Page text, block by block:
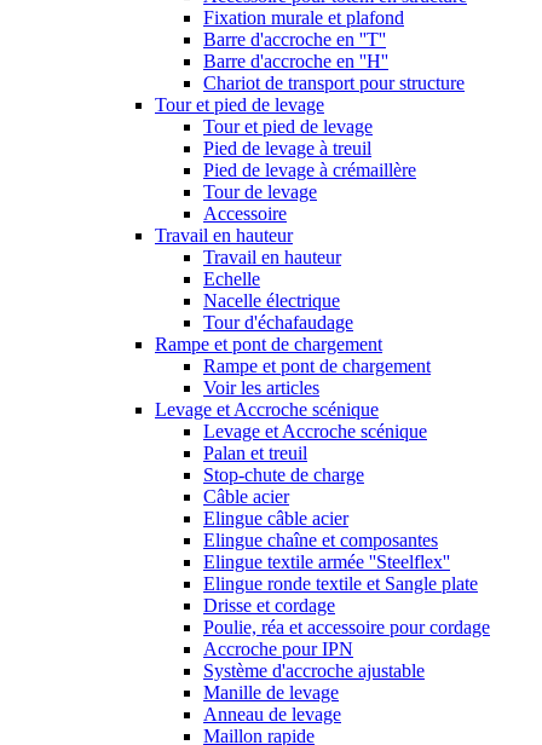
Fixation murale et plafond
Barre d'accroche en ''T''
Barre d'accroche en ''H''
Chariot de transport pour structure
Tour et pied de levage
Tour et pied de levage
Pied de levage à treuil
Pied de levage à crémaillère
Tour de levage
Accessoire
Travail en hauteur
Travail en hauteur
Echelle
Nacelle électrique
Tour d'échafaudage
Rampe et pont de chargement
Rampe et pont de chargement
Voir les articles
Levage et Accroche scénique
Levage et Accroche scénique
Palan et treuil
Stop-chute de charge
Câble acier
Elingue câble acier
Elingue chaîne et composantes
Elingue textile armée ''Steelflex''
Elingue ronde textile et Sangle plate
Drisse et cordage
Poulie, réa et accessoire pour cordage
Accroche pour IPN
Système d'accroche ajustable
Manille de levage
Anneau de levage
Maillon rapide